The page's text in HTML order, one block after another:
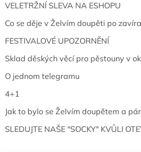
VELETRŽNÍ SLEVA NA ESHOPU
Co se děje v Želvím doupěti po
FESTIVALOVÉ UPOZORNĚNÍ
Sklad děských věcí pro pěstouny v
O jednom telegramu
4+1
Jak to bylo se Želvím doupětem a
SLEDUJTE NAŠE "SOCKY" KVŮLI